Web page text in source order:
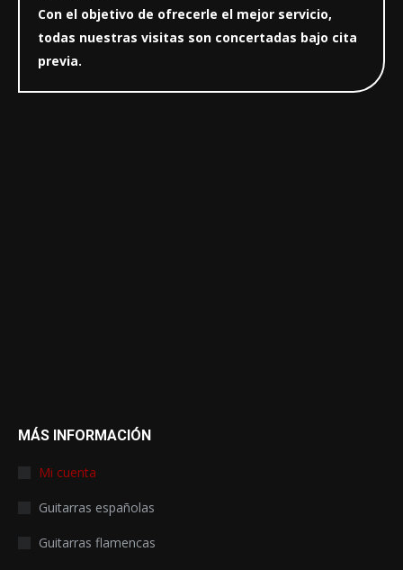
Con el objetivo de ofrecerle el mejor servicio,
todas nuestras visitas son concertadas bajo cita
previa.
MÁS INFORMACIÓN
Mi cuenta
Guitarras españolas
Guitarras flamencas